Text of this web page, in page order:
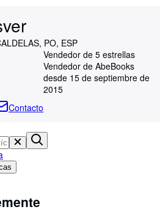
PO, ESP
Vendedor de 5 estrellas
Vendedor de AbeBooks
desde 15 de septiembre de
2015
Contacto